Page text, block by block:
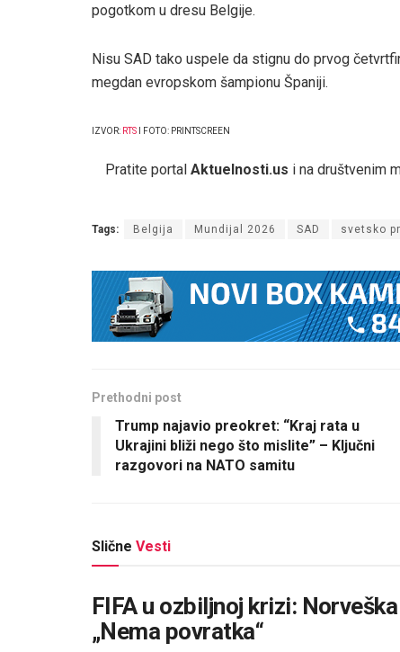
pogotkom u dresu Belgije.
Nisu SAD tako uspele da stignu do prvog
megdan evropskom šampionu Španiji.
IZVOR: RTS I FOTO: PRINTSCREEN
Pratite portal Aktuelnosti.us i na društvenim
Tags: Belgija Mundijal 2026 SAD svetsko
Prethodni post
Trump najavio preokret: “Kraj rata u
Ukrajini bliži nego što mislite” – Ključni
razgovori na NATO samitu
Slične Vesti
FIFA u ozbiljnoj krizi:
„Nema povratka“